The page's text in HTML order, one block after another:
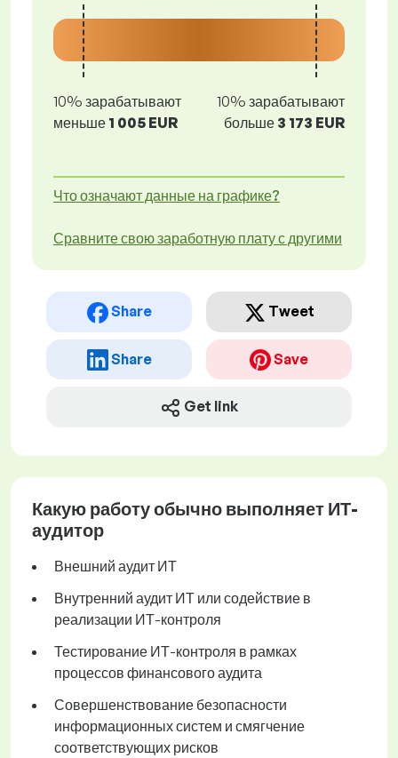
10% зарабатывают
меньше 1 005 EUR
10% зарабатывают
больше 3 173 EUR
Что означают данные на графике?
Сравните свою заработную плату с другими
Share Tweet
Share Save
Get link
Какую работу обычно выполняет ИТ-
аудитор
Внешний аудит ИТ
Внутренний аудит ИТ или содействие в
реализации ИТ-контроля
Тестирование ИТ-контроля в рамках
процессов финансового аудита
Совершенствование безопасности
информационных систем и смягчение
соответствующих рисков